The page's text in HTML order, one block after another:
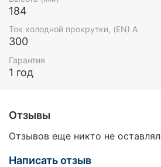
184
Ток холодной прокрутки, (EN) А
300
Гарантия
1 год
Отзывы
Отзывов еще никто не оставлял
Написать отзыв